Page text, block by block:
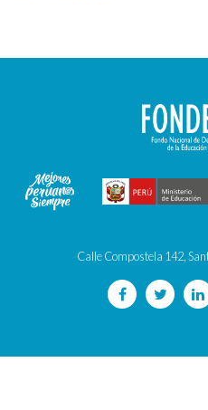
Calle Compostela 142,